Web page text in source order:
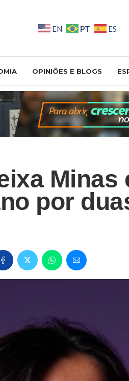
EN PT ES
OPINIÕES E BLOGS
Minas
por